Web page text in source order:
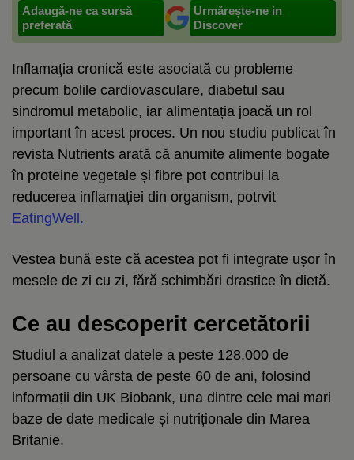
Adaugă-ne ca sursă
preferată
Urmărește-ne in
Discover
Inflamația cronică este asociată cu probleme
precum bolile cardiovasculare, diabetul sau
sindromul metabolic, iar alimentația joacă un rol
important în acest proces. Un nou studiu publicat în
revista Nutrients arată că anumite alimente bogate
în proteine vegetale și fibre pot contribui la
reducerea inflamației din organism, potrvit
EatingWell.
Vestea bună este că acestea pot fi integrate ușor în
mesele de zi cu zi, fără schimbări drastice în dietă.
Ce au descoperit cercetătorii
Studiul a analizat datele a peste 128.000 de
persoane cu vârsta de peste 60 de ani, folosind
informații din UK Biobank, una dintre cele mai mari
baze de date medicale și nutriționale din Marea
Britanie.